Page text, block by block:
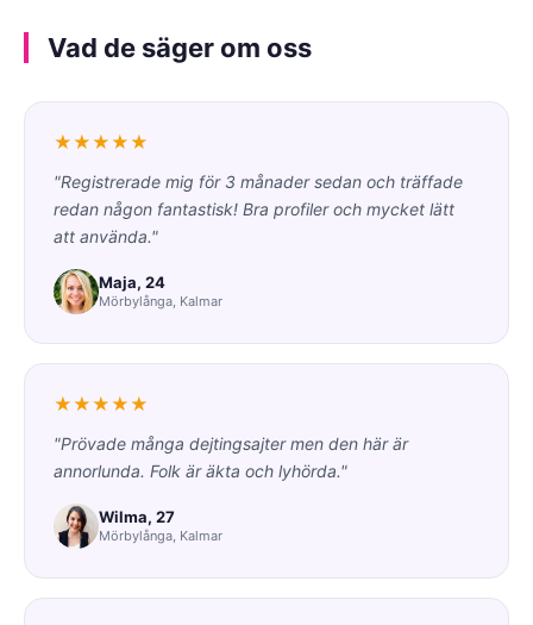
Vad de säger om oss
★★★★★
"Registrerade mig för 3 månader sedan och träffade
redan någon fantastisk! Bra profiler och mycket lätt
att använda."
Maja, 24
Mörbylånga, Kalmar
★★★★★
"Prövade många dejtingsajter men den här är
annorlunda. Folk är äkta och lyhörda."
Wilma, 27
Mörbylånga, Kalmar